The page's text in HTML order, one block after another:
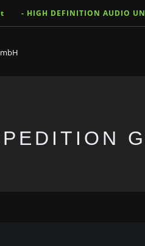
- HIGH DEFINITION AUDIO